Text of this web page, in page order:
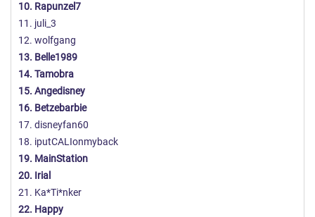
10. Rapunzel7
11. juli_3
12. wolfgang
13. Belle1989
14. Tamobra
15. Angedisney
16. Betzebarbie
17. disneyfan60
18. iputCALIonmyback
19. MainStation
20. Irial
21. Ka*Ti*nker
22. Happy